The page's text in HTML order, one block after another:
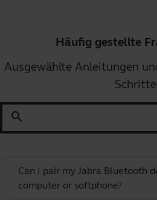
Häufig gestellte
Ausgewählte Anleitungen
Schritte
search
Can I pair my Jabra Bluetooth
computer or softphone?